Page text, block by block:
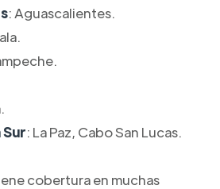
: Aguascalientes.
: La Paz, Cabo San Lucas.
cobertura en muchas